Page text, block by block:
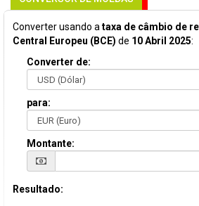
Converter usando a taxa de câmbio de
Central Europeu (BCE) de 10 Abril 2025:
Converter de:
para:
Montante:
Resultado: